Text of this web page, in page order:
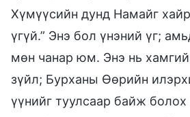
Хүмүүсийн дунд Намайг
үгүй.” Энэ бол үнэний үг;
мөн чанар юм. Энэ нь
зүйл; Бурханы Өөрийн
үүнийг туулсаар байж болох